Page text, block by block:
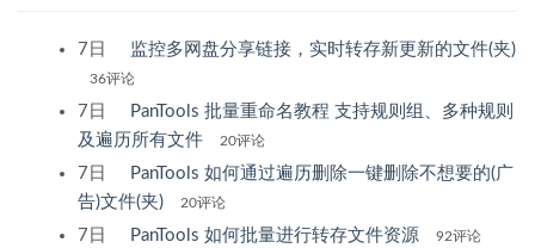
7日 监控多网盘分享链接，实时转存新更新的文件(夹)
36评论
7日
PanTools 批量重命名教程 支持规则组、多种规则
及遍历所有文件
20评论
7日
PanTools 如何通过遍历删除一键删除不想要的(广
告)文件(夹)
20评论
7日 PanTools 如何批量进行转存文件资源 92评论